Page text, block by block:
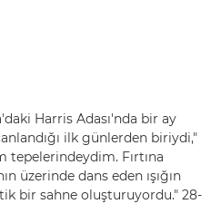
Harris Adası'nda bir ay
ilk günlerden biriydi,"
tepelerindeydim. Fırtına
üzerinde dans eden ışığın
bir sahne oluşturuyordu." 28-